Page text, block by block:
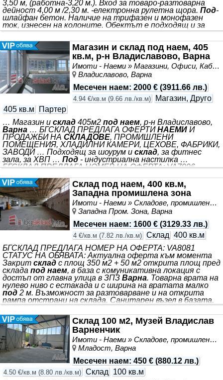
3,50 м, (работна-3,20 м.). Вход за товаро-разтоварна
дейност 4,00 м /2,30 м. -електронна рулетна щора. Под-
шлайфан бетон. Наличие на трифазен и монофазен
ток, изнесен на колоните. Обектът е подходящ и за
съхранение на стока, и за чисто производство. За
подробности и оглед: Здравко Великов
Магазин и склад под наем, 405
кв.м, р-н Владиславово, Варна
Имоти - Наеми » Магазини, Офиси, Кабинети, Салони
Владиславово, Варна
Месечен наем: 2000 € (3911.66 лв.)
4.94 €/кв.м (9.66 лв./кв.м)
Магазин, Друго
405 кв.м
Партер
… Магазин и склад 405м2 под наем, р-н Владиславово,
Варна … БГСКЛАД ПРЕДЛАГА ОФЕРТИНАЕМИ И
ПРОДАЖБИ НА СКЛАДОВЕ, ПРОМИШЛЕНИ
ПОМЕЩЕНИЯ, ХЛАДИЛНИ КАМЕРИ, ЦЕХОВЕ, ФАБРИКИ,
ЗАВОДИ … Подходящ за шоурум и склад, за фитнес
зала, за ХВП … Под - индустриална настилка …
БГСКЛАД ПРЕДЛАГА НОМЕР НА ОФЕРТА: VA7996
*** . *** . Търговски обект до главен булевард в район
Владиславово. Състои се от просторна търговска зала
с височина 3.80м на 135м2 светла площ, свързана с
обслужващи и складови помещения от 130м2 и открита
широка тераса от 70м2 с възможност за
присъединяване към
Склад под наем, 400 кв.м,
Западна промишлена зона
Имоти - Наеми » Складове, промишлени и стопански имоти под наем
Западна Пром. Зона, Варна
Месечен наем: 1600 € (3129.33 лв.)
4 €/кв.м (7.82 лв./кв.м) Склад 400 кв.м
БГСКЛАД ПРЕДЛАГА НОМЕР НА ОФЕРТА: VA8081
СТАТУС НА ОБЯВАТА: Актуална оферта към момента
Закрит склад с площ 350 м2 + 50 м2 открита площ пред
склада под наем, в база с комуникативна локация с
достъп от главна улица в ЗПЗ Варна. Товарна врата на
нулево ниво с естакада и с ширина на вратата малко
под 2 м. Възможност за разтоварване и на открита
рампа отстрани на склада. Санитарен възел в базата.
ДДС се начислява допълнително върху обявената
наемна цена. Обади се сега и цитирай този код: VA8081
Еднократна комисионна към агенцията. БГСКЛАД
ПРЕДЛАГА ОФЕРТИНАЕМИИ ПРОДАЖБИ НА
СКЛАДОВЕ,
Склад 100 м2, Музей Владислав
Варненчик
Имоти - Наеми » Складове, промишлени и стопански имоти под наем
Младост, Варна
Месечен наем: 450 € (880.12 лв.)
4.50 €/кв.м (8.80 лв./кв.м) Склад
100 кв.м